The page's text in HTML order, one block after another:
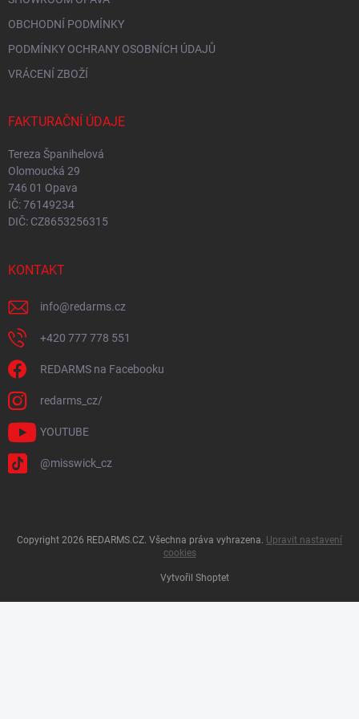
OBCHODNÍ PODMÍNKY
PODMÍNKY OCHRANY OSOBNÍCH ÚDAJŮ
VRÁCENÍ ZBOŽÍ
FAKTURAČNÍ ÚDAJE
Tereza Španihelová
Olomoucká 29
746 01 Opava
IČ: 76149234
DIČ: CZ8653256315
KONTAKT
info@redarms.cz
+420 777 778 551
REDARMS na Facebooku
redarms_cz/
YOUTUBE
@misswick_cz
Vytvořil Shoptet
Copyright 2026 REDARMS.CZ. Všechna práva vyhrazena. Upravit nastavení
cookies